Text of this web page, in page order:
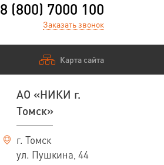
8 (800) 7000 100
Заказать звонок
Карта сайта
АО «НИКИ г.
Томск»
г. Томск
ул. Пушкина, 44